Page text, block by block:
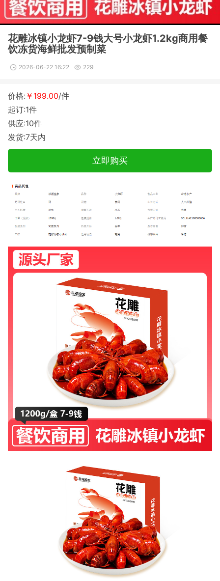
花雕冰镇小龙虾7-9钱大号小龙虾1.2kg商用餐
饮冻货海鲜批发预制菜
2026-06-22 16:22 229
价格: ￥199.00/件
起订:1件
供应:10件
发货:7天内
立即购买